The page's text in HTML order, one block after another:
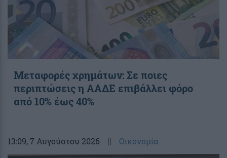
Μεταφορές χρημάτων: Σε ποιες
περιπτώσεις η ΑΑΔΕ επιβάλλει φόρο
από 10% έως 40%
13:09, 7 Αυγούστου 2026 || Οικονομία